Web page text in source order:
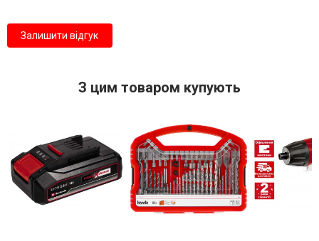
Залишити відгук
З цим товаром купують